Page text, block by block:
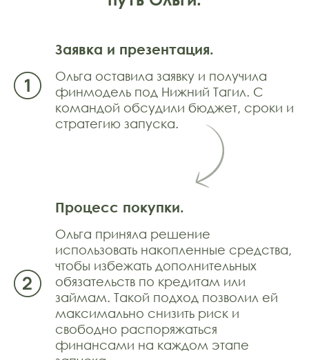
Заявка и презентация.
Ольга оставила заявку и получила
финмодель под Нижний Тагил. С
командой обсудили бюджет, сроки и
стратегию запуска.
Процесс покупки.
Ольга приняла решение
использовать накопленные средства,
чтобы избежать дополнительных
обязательств по кредитам или
займам. Такой подход позволил ей
максимально снизить риск и
свободно распоряжаться
финансами на каждом этапе